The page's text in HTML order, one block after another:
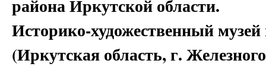
района Иркутской области.
Историко-художественный
(Иркутская область, г.